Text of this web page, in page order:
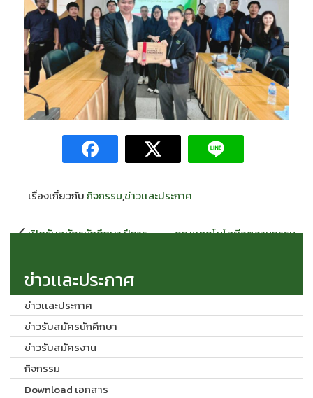
เรื่องเกี่ยวกับกิจกรรม,ข่าวเเละประกาศ
แนะแนว
เปิดรับสมัครนักศึกษา ปีการ
คณะเทคโนโลยีอุตสาหกรรม
ข่าวเเละประกาศ
ข่าวเเละประกาศ
ข่าวรับสมัครนักศึกษา
ข่าวรับสมัครงาน
กิจกรรม
Download เอกสาร